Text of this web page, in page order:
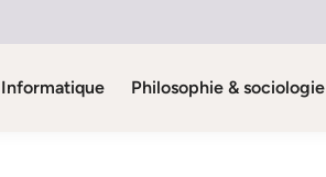
Informatique Philosophie & sociologie